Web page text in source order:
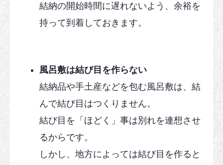
結納の開始時間に遅れないよう、余裕を
持って到着しておきます。
風呂敷は結び目を作らない
結納品や手土産などを包む風呂敷は、結
んで結び目はつくりません。
結び目を「ほどく」事は別れを連想させ
るからです。
しかし、地方によっては結び目を作ると